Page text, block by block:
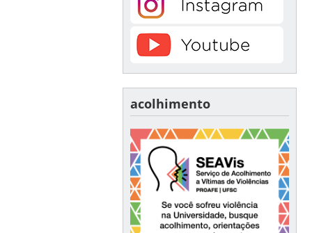
acolhimento